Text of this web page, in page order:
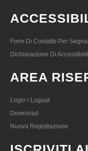
Form Di Contatto Per
Dichiarazione Di
AREA
Login / Logout
Download
Nuova Registrazione